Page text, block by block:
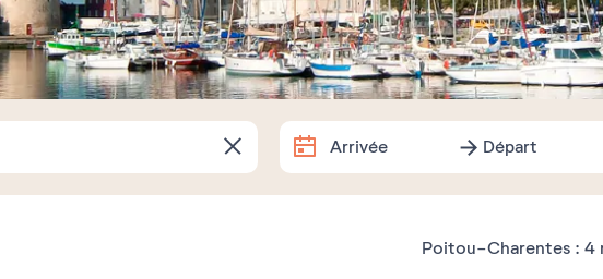
Arrivée Départ
Poitou-Charentes : 4